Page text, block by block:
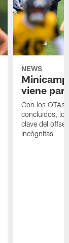
NEWS
viene
Con los OTAs
concluidos,
clave del
incógnitas